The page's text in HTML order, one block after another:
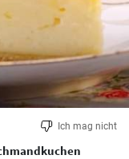
Ich mag nicht